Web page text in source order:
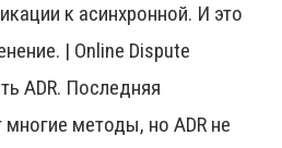
к асинхронной. И это
| Online Dispute
ADR. Последняя
многие методы, но ADR не